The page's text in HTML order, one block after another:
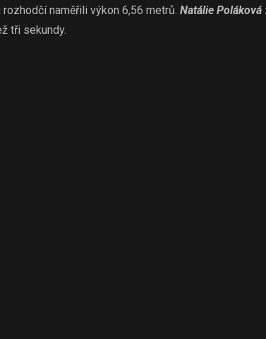
naměřili výkon 6,56 metrů.Natálie Poláková
tři sekundy.